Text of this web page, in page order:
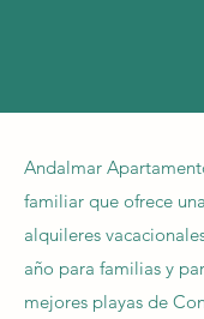
Andalmar
familiar que ofrece
alquileres
año para familias y
mejores playas de